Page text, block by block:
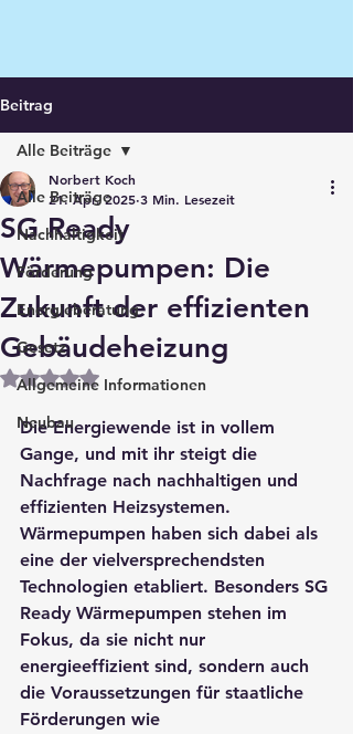
Beitrag
Alle Beiträge
Nachhaltigkeit
Förderung
Energieberatung
Gesetz
Allgemeine Informationen
Neubau
Alle Beiträge
SG Ready
Wärmepumpen: Die
Zukunft der effizienten
Gebäudeheizung
Norbert Koch
21. Apr. 2025 3 Min. Lesezeit
Mit NaN von 5 Sternen bewertet.
Die Energiewende ist in vollem
Gange, und mit ihr steigt die
Nachfrage nach nachhaltigen und
effizienten Heizsystemen.
Wärmepumpen haben sich dabei als
eine der vielversprechendsten
Technologien etabliert. Besonders SG
Ready Wärmepumpen stehen im
Fokus, da sie nicht nur
energieeffizient sind, sondern auch
die Voraussetzungen für staatliche
Förderungen wie